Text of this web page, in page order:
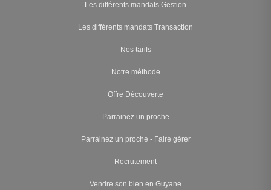
Les différents mandats Gestion
Les différents mandats Transaction
Nos tarifs
Notre méthode
Offre Découverte
Parrainez un proche
Parrainez un proche - Faire gérer
Recrutement
Vendre son bien en Guyane